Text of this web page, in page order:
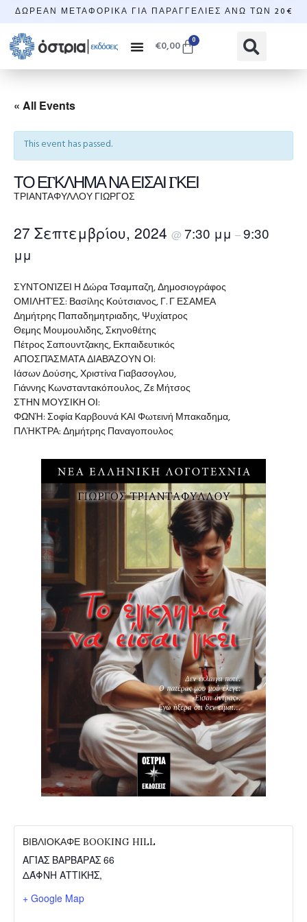
ΔΩΡΕΆΝ ΜΕΤΑΦΟΡΙΚΆ ΓΙΑ ΠΑΡΑΓΓΕΛΊΕΣ ΆΝΩ ΤΩΝ 20€
€0,00 0
« All Events
This event has passed.
ΤΟ ΕΓΚΛΗΜΑ ΝΑ ΕΙΣΑΙ ΓΚΕΙ
ΤΡΙΑΝΤΑΦΥΛΛΟΥ ΓΙΩΡΓΟΣ
27 Σεπτεμβρίου, 2024 @ 7:30 μμ –9:30
μμ
ΣΥΝΤΟΝΊΖΕΙ Η Δώρα Τσαμπαζη, Δημοσιογράφος
ΟΜΙΛΗΤΈΣ: Βασίλης Κούτσιανος, Γ. Γ ΕΣΑΜΕΑ
Δημήτρης Παπαδημητριαδης, Ψυχίατρος
Θεμης Μουμουλιδης, Σκηνοθέτης
Πέτρος Σαπουντζακης, Εκπαιδευτικός
ΑΠΟΣΠΆΣΜΑΤΑ ΔΙΑΒΆΖΟΥΝ ΟΙ:
Ιάσων Δούσης, Χριστίνα Γιαβασογλου,
Γιάννης Κωνσταντακόπουλος, Ζε Μήτσος
ΣΤΗΝ ΜΟΥΣΙΚΗ ΟΙ:
ΦΩΝΉ: Σοφία Καρβουνά ΚΑΙ Φωτεινή Μπακαδημα,
ΠΛΉΚΤΡΑ: Δημήτρης Παναγοπουλος
ΒΙΒΛΙΟΚΑΦΕ BOOKING HILL
ΑΓΊΑΣ ΒΑΡΒΆΡΑΣ 66
ΔΆΦΝΗ ΑΤΤΙΚΉΣ,
+ Google Map